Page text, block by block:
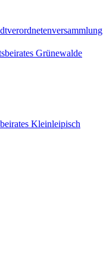
Grünewalde
Kleinleipisch